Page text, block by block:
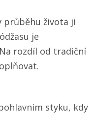
průběhu života ji
je
rozdíl od tradiční
styku, kdy